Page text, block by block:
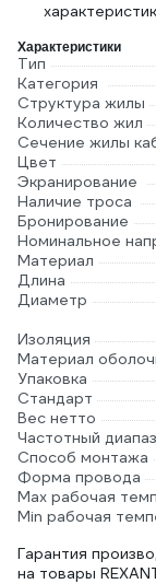
Характеристики
Тип
Категория
Структура жилы
Количество жил
Сечение жилы
Цвет
Экранирование
Наличие троса
Бронирование
Номинальное
Материал
Длина
Диаметр
Изоляция
Материал
Упаковка
Стандарт
Вес нетто
Частотный
Способ монтажа
Форма провода
Max рабочая
Min рабочая
Гарантия
на товары